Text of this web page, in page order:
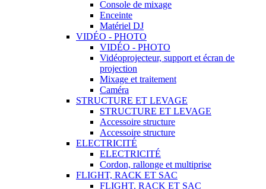
Console de mixage
Enceinte
Matériel DJ
VIDÉO - PHOTO
VIDÉO - PHOTO
Vidéoprojecteur, support et écran de
projection
Mixage et traitement
Caméra
STRUCTURE ET LEVAGE
STRUCTURE ET LEVAGE
Accessoire structure
Accessoire structure
ELECTRICITÉ
ELECTRICITÉ
Cordon, rallonge et multiprise
FLIGHT, RACK ET SAC
FLIGHT, RACK ET SAC